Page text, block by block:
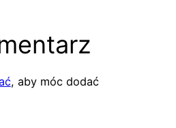
, aby móc dodać